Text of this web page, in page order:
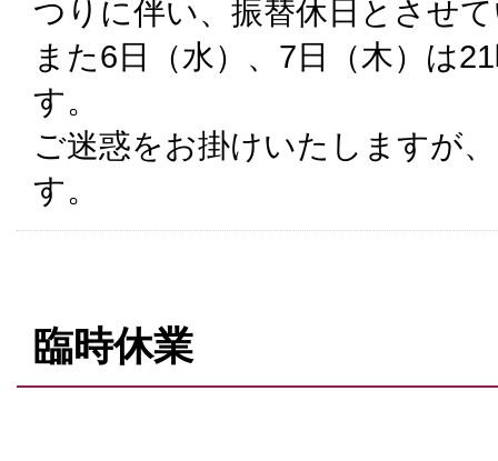
つりに伴い、振替休日とさせ
また6日（水）、7日（木）は
す。
ご迷惑をお掛けいたしますが
す。
臨時休業